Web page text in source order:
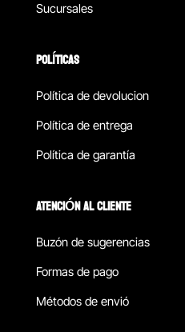
Sucursales
POLÍTICAS
Política de devolucion
Política de entrega
Política de garantía
ATENCIÓN AL CLIENTE
Buzón de sugerencias
Formas de pago
Métodos de envió